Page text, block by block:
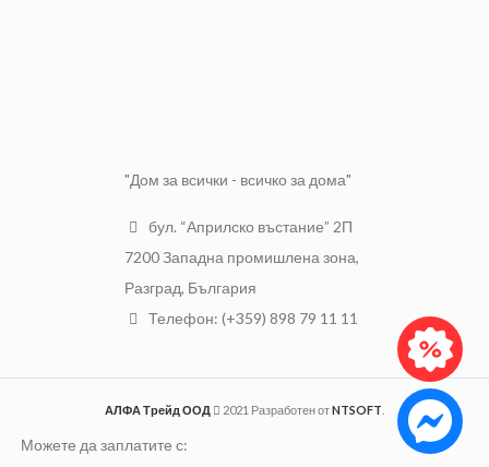
"Дом за всички - всичко за дома"
бул. “Априлско въстание” 2П
7200 Западна промишлена зона,
Разград, България
Телефон: (+359) 898 79 11 11
АЛФА Трейд ООД 2021 Разработен отNTSOFT
Можете да заплатите с: